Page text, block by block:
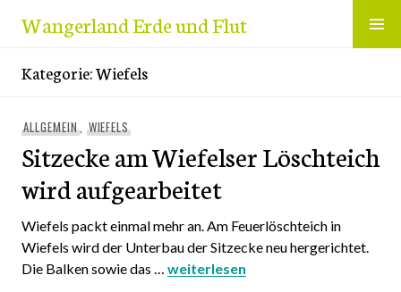
InhaltWangerland Erde und Flut
Kategorie:Wiefels
ALLGEMEIN, WIEFELS
Sitzecke am Wiefelser Löschteich
wird aufgearbeitet
Wiefels packt einmal mehr an. Am Feuerlöschteich in
Wiefels wird der Unterbau der Sitzecke neu hergerichtet.
Die Balken sowie das … Sitzecke am Wiefelser
weiterlesen